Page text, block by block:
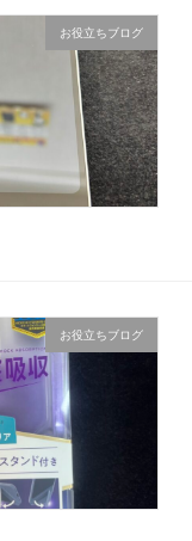
お役立ちブログ
お役立ちブログ